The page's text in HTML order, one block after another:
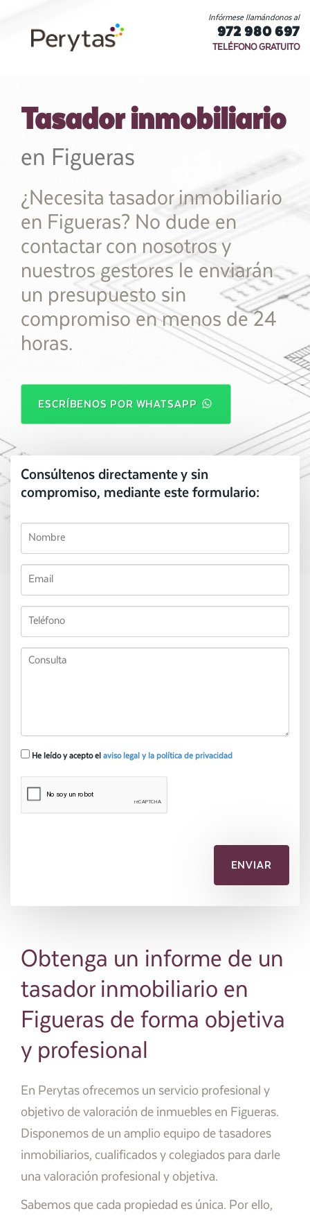
Infórmese llamándonos al
972 980 697
TELÉFONO GRATUITO
Tasador inmobiliario
en Figueras
¿Necesita tasador inmobiliario
en Figueras? No dude en
contactar con nosotros y
nuestros gestores le enviarán
un presupuesto sin
compromiso en menos de 24
horas.
ESCRÍBENOS POR WHATSAPP
Consúltenos directamente y sin
compromiso, mediante este formulario:
He leído y acepto el aviso legal y la política de privacidad
Obtenga un informe de un
tasador inmobiliario en
Figueras de forma objetiva
y profesional
En Perytas ofrecemos un servicio profesional y
objetivo de valoración de inmuebles en Figueras.
Disponemos de un amplio equipo de tasadores
inmobiliarios, cualificados y colegiados para darle
una valoración profesional y objetiva.
Sabemos que cada propiedad es única. Por ello,